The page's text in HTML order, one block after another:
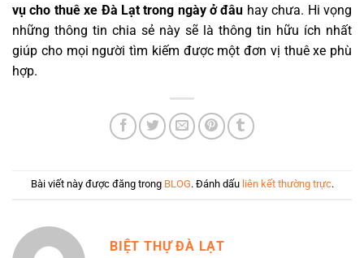
vụ cho thuê xe Đà Lạt trong ngày ở đâu hay chưa. Hi vọng
những thông tin chia sẻ này sẽ là thông tin hữu ích nhất
giúp cho mọi người tìm kiếm được một đơn vị thuê xe phù
hợp.
Bài viết này được đăng trong BLOG. Đánh dấu liên kết thường trực.
BIỆT THỰ ĐÀ LẠT